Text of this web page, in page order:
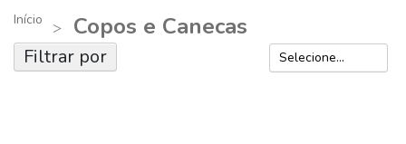
Início Copos e Canecas
Filtrar por